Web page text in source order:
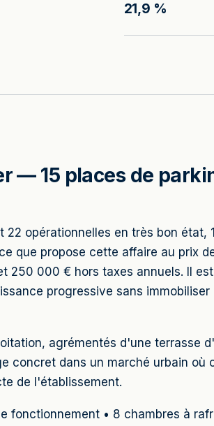
21,9 %
— 15 places de
opérationnelles en très bon état,
que propose cette affaire au prix
000 € hors taxes annuels. Il
progressive sans
agrémentés d'une terrasse
concret dans un marché urbain où
de l'établissement.
fonctionnement • 8 chambres à